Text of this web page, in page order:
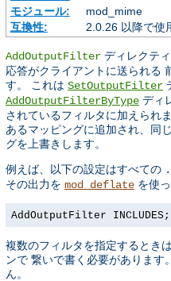
モジュール:
mod_mime
互換性:
2.0.26 以降で使
AddOutputFilter ディレクテ
応答がクライアントに送られる
す。 これは SetOutputFilter
AddOutputFilterByType ディ
されているフィルタに加えられ
あるマッピングに追加され、同
グを上書きします。
例えば、以下の設定はすべての
その出力を mod_deflate を使
AddOutputFilter
複数のフィルタを指定するとき
ンで 繋いで書く必要があります。
ん。